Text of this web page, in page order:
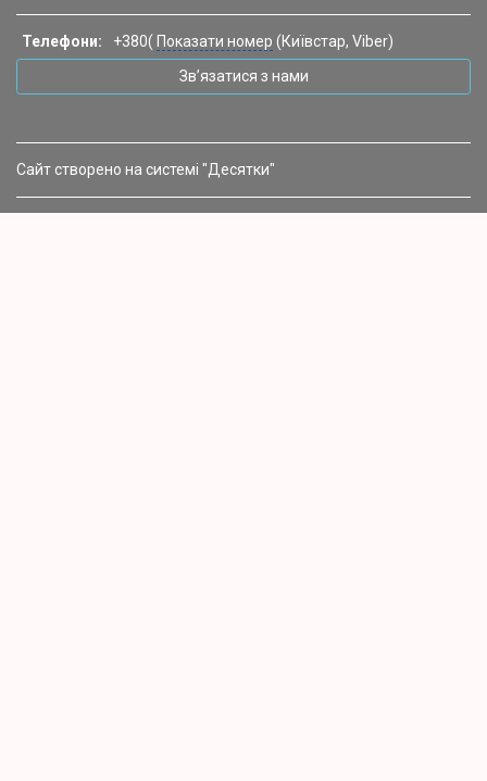
Телефони: +380( Показати номер (Київстар, Viber)
Зв’язатися з нами
Сайт створено на системі "Десятки"